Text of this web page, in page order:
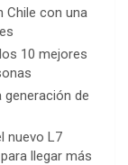
Chile con una
10 mejores
de
nuevo L7
llegar más